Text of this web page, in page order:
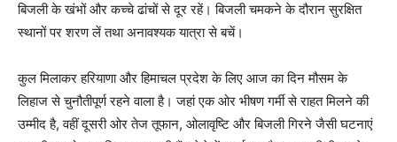
About
Contact us
बिजली के खंभों और कच्चे ढांचों से दूर रहें। बिजली चमकने के दौरान सुरक्षित
स्थानों पर शरण लें तथा अनावश्यक यात्रा से बचें।
कुल मिलाकर हरियाणा और हिमाचल प्रदेश के लिए आज का दिन मौसम के
लिहाज से चुनौतीपूर्ण रहने वाला है। जहां एक ओर भीषण गर्मी से राहत मिलने की
उम्मीद है, वहीं दूसरी ओर तेज तूफान, ओलावृष्टि और बिजली गिरने जैसी घटनाएं